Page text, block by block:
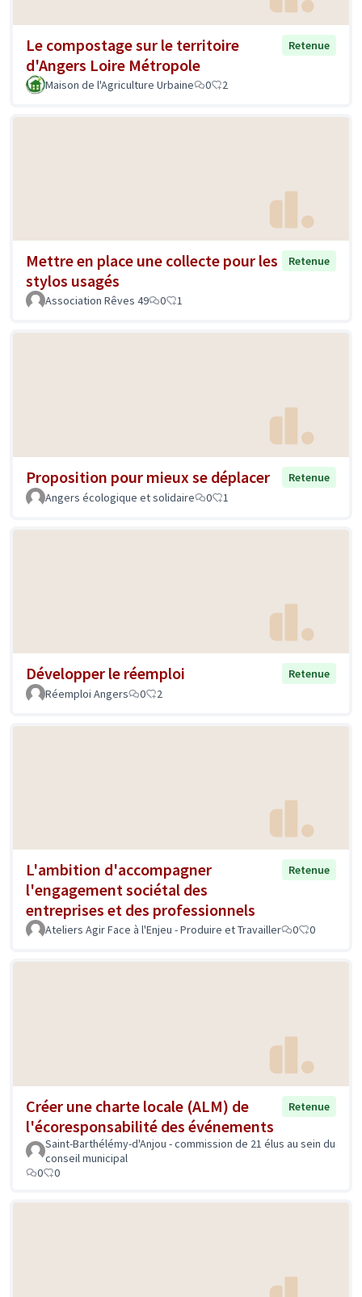
Le compostage sur le territoire
d'Angers Loire Métropole
Retenue
Maison de l'Agriculture Urbaine 0 2
Mettre en place une collecte pour les
stylos usagés
Retenue
Association Rêves 49 0 1
Proposition pour mieux se déplacer
Retenue
Angers écologique et solidaire
0 1
Développer le réemploi
Retenue
Réemploi Angers
0 2
L'ambition d'accompagner
l'engagement sociétal des
entreprises et des professionnels
Retenue
Ateliers Agir Face à l'Enjeu - Produire et Travailler 0 0
Créer une charte locale (ALM) de
l'écoresponsabilité des événements
Retenue
Saint-Barthélémy-d'Anjou - commission de 21 élus au sein du
conseil municipal
0
0